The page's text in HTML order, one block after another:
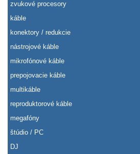
zvukové procesory
káble
konektory / redukcie
nástrojové káble
mikrofónové káble
prepojovacie káble
multikáble
reproduktorové káble
megafóny
štúdio / PC
DJ